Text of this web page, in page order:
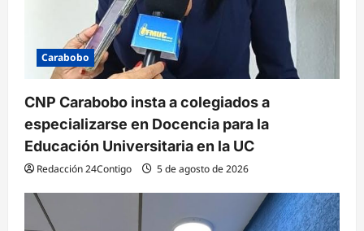
Carabobo
CNP Carabobo insta a colegiados a
especializarse en Docencia para la
Educación Universitaria en la UC
Redacción 24Contigo 5 de agosto de 2026